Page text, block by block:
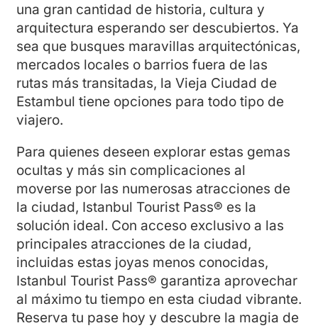
una gran cantidad de historia, cultura y
arquitectura esperando ser descubiertos. Ya
sea que busques maravillas arquitectónicas,
mercados locales o barrios fuera de las
rutas más transitadas, la Vieja Ciudad de
Estambul tiene opciones para todo tipo de
viajero.
Para quienes deseen explorar estas gemas
ocultas y más sin complicaciones al
moverse por las numerosas atracciones de
la ciudad, Istanbul Tourist Pass® es la
solución ideal. Con acceso exclusivo a las
principales atracciones de la ciudad,
incluidas estas joyas menos conocidas,
Istanbul Tourist Pass® garantiza aprovechar
al máximo tu tiempo en esta ciudad vibrante.
Reserva tu pase hoy y descubre la magia de